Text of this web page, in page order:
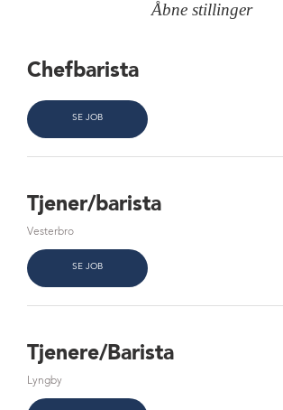
Åbne stillinger
Chefbarista
SE JOB
Tjener/barista
Vesterbro
SE JOB
Tjenere/Barista
Lyngby